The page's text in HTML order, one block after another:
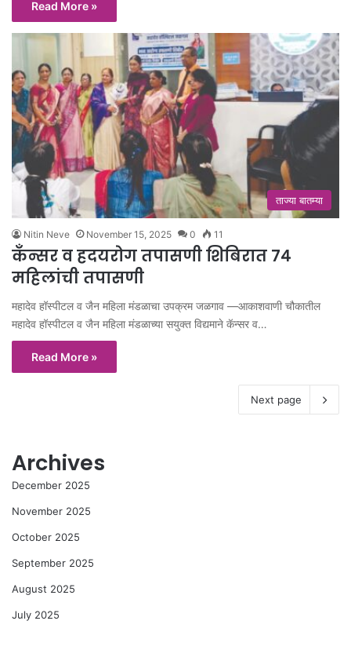
Read More »
ताज्या बातम्या
Nitin Neve November 15, 2025 0 11
कँन्सर व हदयरोग तपासणी शिबिरात ७४
महिलांची तपासणी
महादेव हॉस्पीटल व जैन महिला मंडळाचा उपक्रम जळगाव —आकाशवाणी चौकातील
महादेव हॉस्पीटल व जैन महिला मंडळाच्या सयुक्त विद्यमाने कॅन्सर व…
Read More »
Next page
Archives
December 2025
November 2025
October 2025
September 2025
August 2025
July 2025